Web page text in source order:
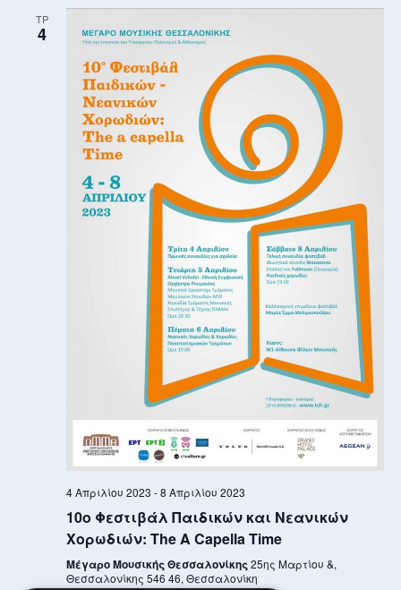
ΤΡ
4
4 Απριλίου 2023 -8 Απριλίου 2023
10ο Φεστιβάλ Παιδικών και Νεανικών
Χορωδιών: The A Capella Time
Μέγαρο Μουσικής Θεσσαλονίκης25ης Μαρτίου &,
Θεσσαλονίκης 546 46, Θεσσαλονίκη